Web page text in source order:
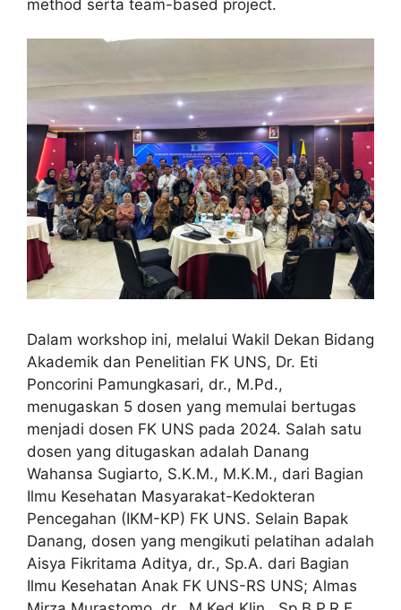
method serta team-based project.
Dalam workshop ini, melalui Wakil Dekan Bidang
Akademik dan Penelitian FK UNS, Dr. Eti
Poncorini Pamungkasari, dr., M.Pd.,
menugaskan 5 dosen yang memulai bertugas
menjadi dosen FK UNS pada 2024. Salah satu
dosen yang ditugaskan adalah Danang
Wahansa Sugiarto, S.K.M., M.K.M., dari Bagian
Ilmu Kesehatan Masyarakat-Kedokteran
Pencegahan (IKM-KP) FK UNS. Selain Bapak
Danang, dosen yang mengikuti pelatihan adalah
Aisya Fikritama Aditya, dr., Sp.A. dari Bagian
Ilmu Kesehatan Anak FK UNS-RS UNS; Almas